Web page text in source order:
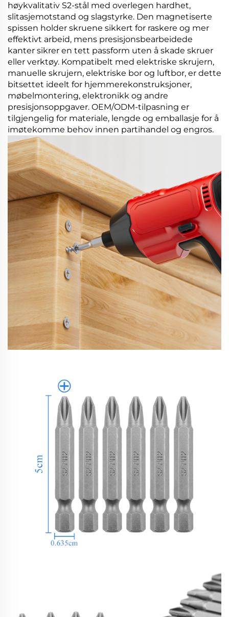
høykvalitativ S2-stål med overlegen hardhet,
slitasjemotstand og slagstyrke. Den magnetiserte
spissen holder skruene sikkert for raskere og mer
effektivt arbeid, mens presisjonsbearbeidede
kanter sikrer en tett passform uten å skade skruer
eller verktøy. Kompatibelt med elektriske skrujern,
manuelle skrujern, elektriske bor og luftbor, er dette
bitsettet ideelt for hjemmerekonstruksjoner,
møbelmontering, elektronikk og andre
presisjonsoppgaver. OEM/ODM-tilpasning er
tilgjengelig for materiale, lengde og emballasje for å
imøtekomme behov innen partihandel og engros.